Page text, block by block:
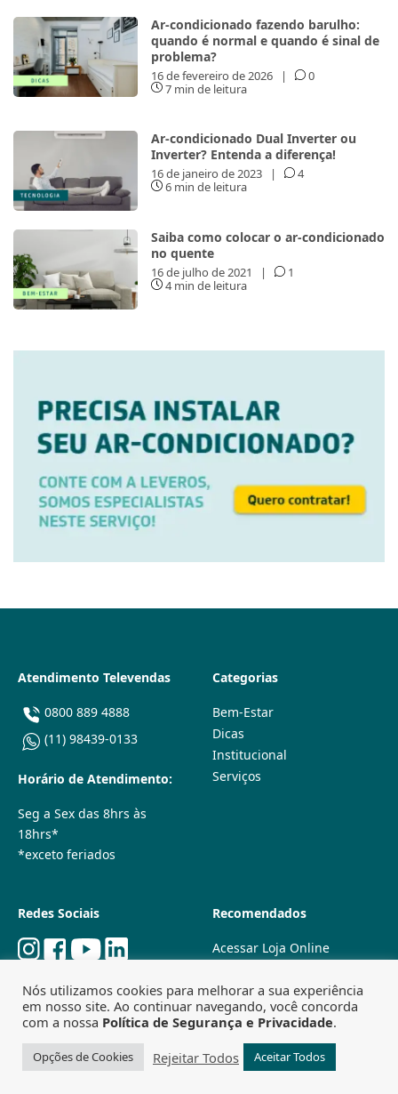
Ar-condicionado fazendo barulho:
quando é normal e quando é sinal de
problema?
16 de fevereiro de 2026 |
0
7 min de leitura
Ar-condicionado Dual Inverter ou
Inverter? Entenda a diferença!
16 de janeiro de 2023 |
4
6 min de leitura
Saiba como colocar o ar-condicionado
no quente
16 de julho de 2021 |
1
4 min de leitura
Atendimento Televendas
0800 889 4888
(11) 98439-0133
Horário de Atendimento:
Seg a Sex das 8hrs às
18hrs*
*exceto feriados
Categorias
Bem-Estar
Dicas
Institucional
Serviços
Redes Sociais Recomendados
Acessar Loja Online
Lojas Físicas
Trabalhe Conosco
Powered byAgência Especializada em SEO
Nós utilizamos cookies para melhorar a sua experiência
em nosso site. Ao continuar navegando, você concorda
com a nossa Política de Segurança e Privacidade.
Opções de Cookies Rejeitar Todos Aceitar Todos